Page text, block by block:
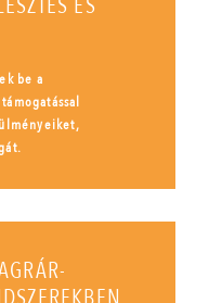
be a